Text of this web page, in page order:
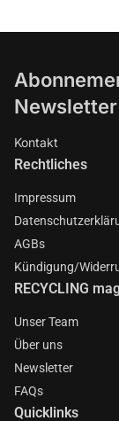
Newsletter
Kontakt
Rechtliches
Impressum
AGBs
Kündigung/
RECYCLING
Unser Team
Über uns
Newsletter
FAQs
Quicklinks